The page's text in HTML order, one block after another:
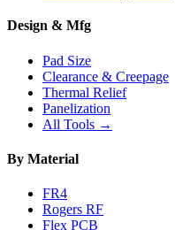
Design & Mfg
Pad Size
Clearance & Creepage
Thermal Relief
Panelization
All Tools →
By Material
FR4
Rogers RF
Flex PCB